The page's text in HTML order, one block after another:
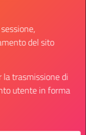
del sito
la trasmissione di
utente in forma